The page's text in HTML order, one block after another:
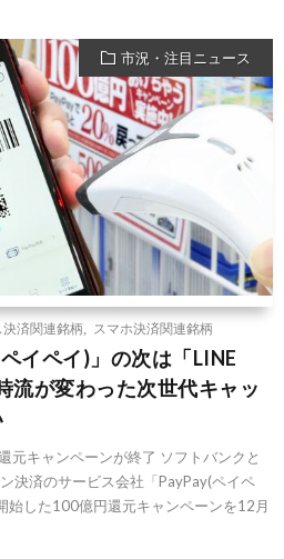
市況・注目ニュース
済関連銘柄 スマホ決済関連銘柄
イペイ)」の次は「LINE
流が変わった次世代キャッ
元キャンペーンが終了 ソフトバンクと
決済のサービス会社「PayPay(ペイペ
した100億円還元キャンペーンを12月